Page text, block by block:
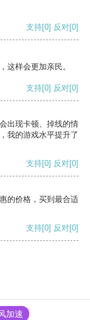
支持[0] 反对[0]
这样会更加亲民。
支持[0] 反对[0]
出现卡顿、掉线的情
我的游戏水平提升了
支持[0] 反对[0]
的价格，买到最合适
支持[0] 反对[0]
加速